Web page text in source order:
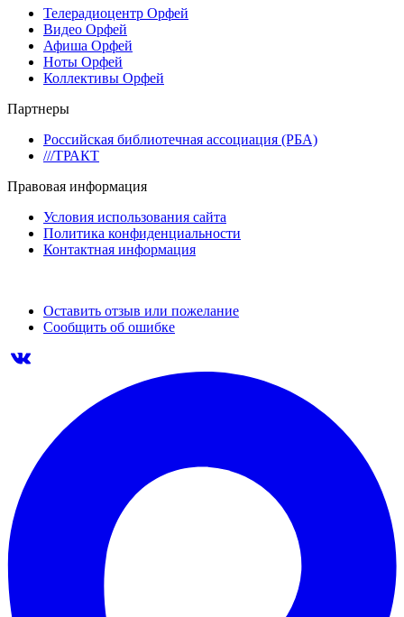
Телерадиоцентр Орфей
Видео Орфей
Афиша Орфей
Ноты Орфей
Коллективы Орфей
Партнеры
Российская библиотечная ассоциация (РБА)
///ТРАКТ
Правовая информация
Условия использования сайта
Политика конфиденциальности
Контактная информация
Оставить отзыв или пожелание
Сообщить об ошибке